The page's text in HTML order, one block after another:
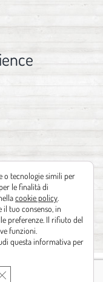
| Powered by
o tecnologie simili per
le finalità di
cookie policy
il tuo consenso, in
preferenze. Il rifiuto del
funzioni.
questa informativa per
Close GDPR Cookie Banner